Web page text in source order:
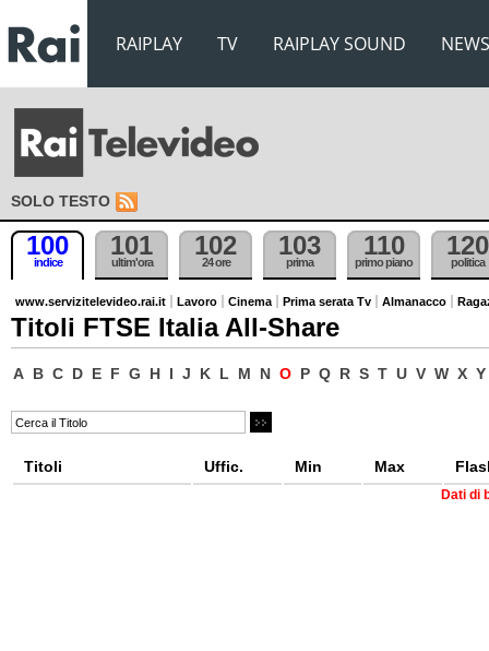
RAIPLAY TV RAIPLAY SOUND NEWS
SOLO TESTO
100
indice
101
ultim'ora
102
24 ore
103
prima
110
primo piano
120
politica
www.servizitelevideo.rai.it Lavoro Cinema Prima serata Tv Almanacco
Titoli FTSE Italia All-Share
A B C D E F G H I J K L M N O P Q R S T U V W X Y
Titoli Uffic. Min Max
Dati di